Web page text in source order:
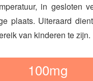
in gesloten
plaats. Uiteraard
van kinderen te zijn.
100mg